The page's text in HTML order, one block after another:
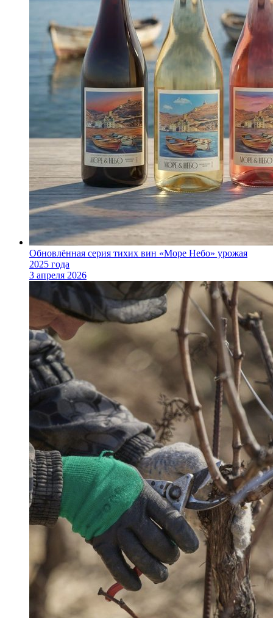
Обновлённая серия тихих вин «Море Небо» урожая
2025 года
3 апреля 2026